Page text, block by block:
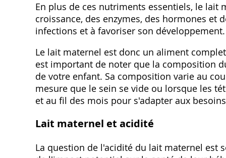
En plus de ces nutriments essentiels, le lait
croissance, des enzymes, des hormones et
infections et à favoriser son développement.
Le lait maternel est donc un aliment
est important de noter que la composition
de votre enfant. Sa composition varie au
mesure que le sein se vide ou lorsque les
et au fil des mois pour s'adapter aux
Lait maternel et acidité
La question de l'acidité du lait maternel est